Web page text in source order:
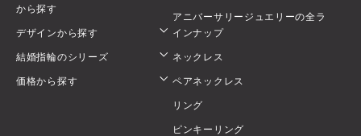
から探す
デザインから探す
結婚指輪のシリーズ
価格から探す
アニバーサリージュエリーの全ラ
インナップ
ネックレス
ペアネックレス
リング
ピンキーリング